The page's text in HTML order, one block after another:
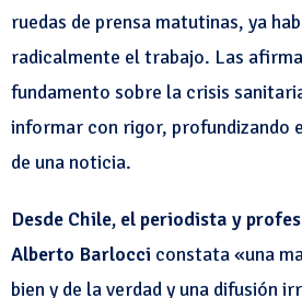
ruedas de prensa matutinas, ya
radicalmente el trabajo. Las
fundamento sobre la crisis
informar con rigor, profundizando
de una noticia.
Desde Chile, el periodista y
Alberto Barlocci constata «una
bien y de la verdad y una difusión